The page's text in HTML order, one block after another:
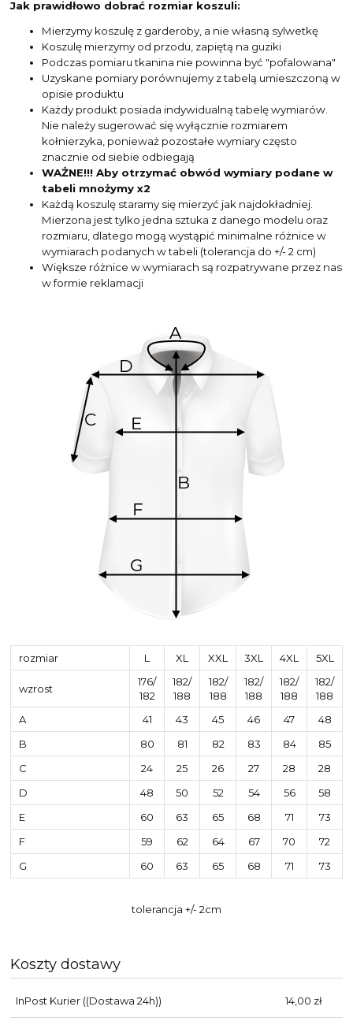
Jak prawidłowo dobrać rozmiar koszuli:
Mierzymy koszulę z garderoby, a nie własną sylwetkę
Koszulę mierzymy od przodu, zapiętą na guziki
Podczas pomiaru tkanina nie powinna być "pofalowana"
Uzyskane pomiary porównujemy z tabelą umieszczoną w
opisie produktu
Każdy produkt posiada indywidualną tabelę wymiarów.
Nie należy sugerować się wyłącznie rozmiarem
kołnierzyka, ponieważ pozostałe wymiary często
znacznie od siebie odbiegają
WAŻNE!!! Aby otrzymać obwód wymiary podane w
tabeli mnożymy x2
Każdą koszulę staramy się mierzyć jak najdokładniej.
Mierzona jest tylko jedna sztuka z danego modelu oraz
rozmiaru, dlatego mogą wystąpić minimalne różnice w
wymiarach podanych w tabeli (tolerancja do +/- 2 cm)
Większe różnice w wymiarach są rozpatrywane przez nas
w formie reklamacji
rozmiar L XL XXL 3XL 4XL 5XL
wzrost
176/
182
182/
188
182/
188
182/
188
182/
188
182/
188
A
41 43 45 46 47
48
B
80 81 82 83 84
85
C
24 25 26 27 28
28
D
48 50 52 54 56
58
E
60 63 65 68 71
73
F
59 62 64 67 70
72
G
60 63 65 68 71 73
tolerancja +/- 2cm
Koszty dostawy
InPost Kurier ((Dostawa 24h)) 14,00 zł